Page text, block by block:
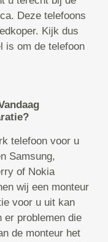
Deze telefoons
Kijk dus
is om de telefoon
telefoon voor u
Samsung,
of Nokia
wij een monteur
voor u uit kan
er problemen die
de monteur het